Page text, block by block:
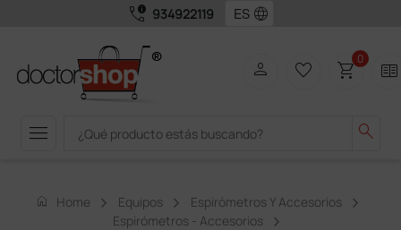
call_quality 934922119 language
menu search
person favorite_border shopping_cart0 two_pager
home Home Equipos
Espirómetros Y Accesorios
Espirómetros - Accesorios